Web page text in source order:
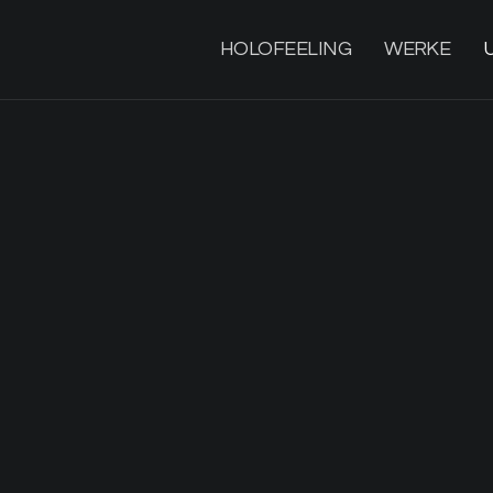
HOLOFEELING WERKE